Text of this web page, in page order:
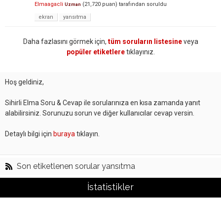
Elmaagacli Uzman (21,720 puan) tarafından soruldu
ekran
yansıtma
Daha fazlasını görmek için, tüm soruların listesineveya
popüler etiketleretıklayınız.
Hoş geldiniz,
Sihirli Elma Soru & Cevap ile sorularınıza en kısa zamanda yanıt
alabilirsiniz. Sorunuzu sorun ve diğer kullanıcılar cevap versin.
Detaylı bilgi için buraya tıklayın.
Son etiketlenen sorular yansıtma
İstatistikler